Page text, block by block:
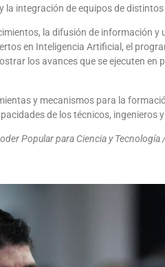
integración de equipos de
la difusión de información y
en Inteligencia Artificial, el
los avances que se ejecuten en
y mecanismos para la
de los técnicos, ingenieros
Popular para Ciencia y